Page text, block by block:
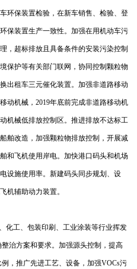
环保装置检验，在新车销售、检验、登
保装置生产一致性。加强在用机动车污
，超标排放且具备条件的安装污染控制
保护等有关部门联网，协同控制颗粒物
出租车三元催化装置。加强非道路移动
动机械，2019年底前完成非道路移动机
机械低排放控制区。推进排放不达标工
舶改造，加强颗粒物排放控制，开展减
和飞机使用岸电。加快港口码头和机场
设施使用率。新建码头同步规划、设
机辅助动力装置。
化工、包装印刷、工业涂装等行业挥发
治方案和要求。加强源头控制，提高
，推广先进工艺、设备，加强VOCs污